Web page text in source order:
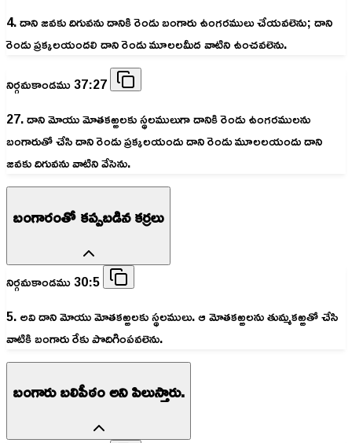
4. దాని జవకు దిగువను దానికి రెండు బంగారు ఉంగరములు చేయవలెను; దాని
రెండు ప్రక్కలయందలి దాని రెండు మూలలమీద వాటిని ఉంచవలెను.
నిర్గమకాండము 37:27
27. దాని మోయు మోతకఱ్ఱలకు స్థలములుగా దానికి రెండు ఉంగరములను
బంగారుతో చేసి దాని రెండు ప్రక్కలయందు దాని రెండు మూలలయందు దాని
జవకు దిగువను వాటిని వేసెను.
బంగారంతో కప్పబడిన కర్రలు
నిర్గమకాండము 30:5
5. అవి దాని మోయు మోతకఱ్ఱలకు స్థలములు. ఆ మోతకఱ్ఱలను తుమ్మకఱ్ఱతో చేసి
వాటికి బంగారు రేకు పొదిగింపవలెను.
బంగారు బలిపీఠం అని పిలుస్తారు.